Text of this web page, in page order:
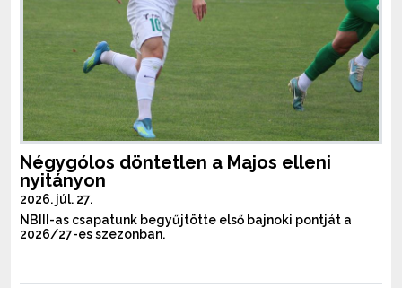
Négygólos döntetlen a Majos elleni
nyitányon
2026. júl. 27.
NBIII-as csapatunk begyűjtötte első bajnoki pontját a
2026/27-es szezonban.